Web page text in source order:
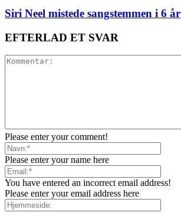
Siri Neel mistede sangstemmen i 6 år
EFTERLAD ET SVAR
Please enter your comment!
Please enter your name here
You have entered an incorrect email address!
Please enter your email address here